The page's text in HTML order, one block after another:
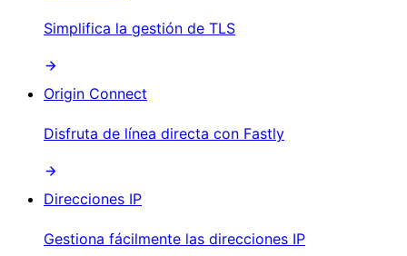
Simplifica la gestión de TLS
Origin Connect
Disfruta de línea directa con Fastly
Direcciones IP
Gestiona fácilmente las direcciones IP